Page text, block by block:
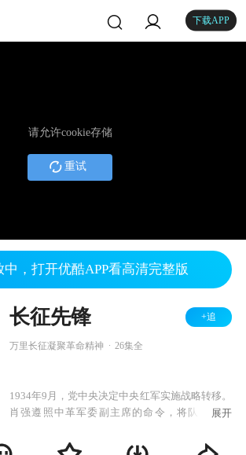
下载APP
请允许cookie存储
重试
中，打开优酷APP看高清完整版
长征先锋 +追
万里长征凝聚革命精神 26集全
1934年9月，党中央决定中央红军实施战略转移。
肖强遵照中革军委副主席的命令，将队伍整编
察和特种作战的任务。众人在肖强带领下，高
展开